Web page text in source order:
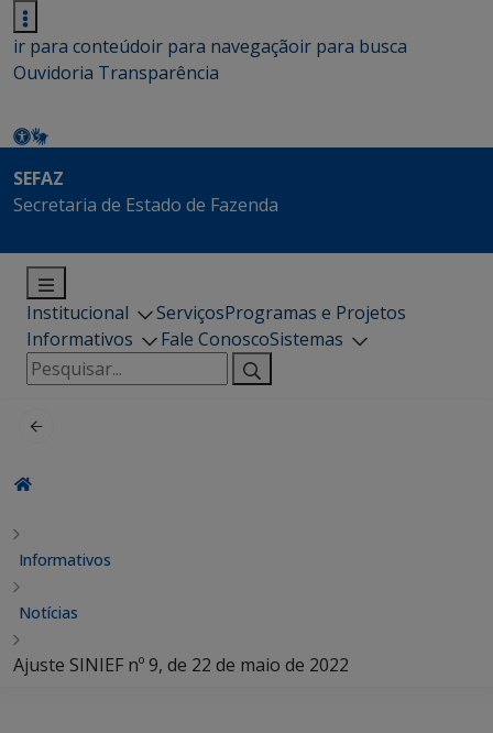
ir para conteúdoir para navegaçãoir para busca
Ouvidoria Transparência
SEFAZ
Secretaria de Estado de Fazenda
Institucional ServiçosProgramas e Projetos
Informativos
Fale ConoscoSistemas
Pesquisar
por:
Informativos
Notícias
Ajuste SINIEF nº 9, de 22 de maio de 2022